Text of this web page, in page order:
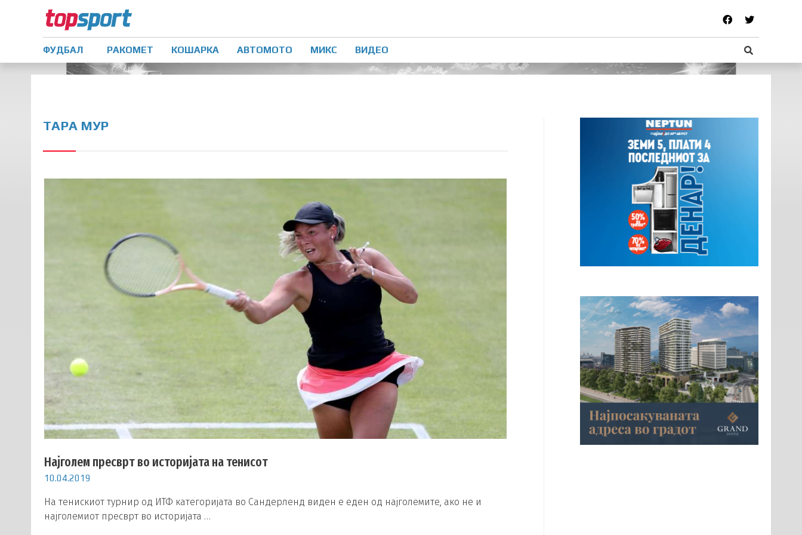
ФУДБАЛ РАКОМЕТ КОШАРКА АВТОМОТО МИКС ВИДЕО
ТАРА МУР
Најголем пресврт во историјата на тенисот
10.04.2019
На тенискиот турнир од ИТФ категоријата во Сандерленд виден е еден од најголемите, ако не и
најголемиот пресврт во историјата …